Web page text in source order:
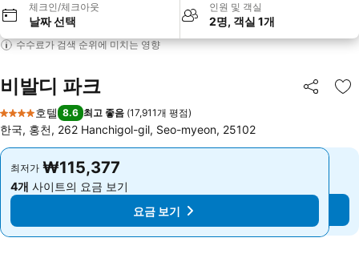
체크인/체크아웃
날짜 선택
인원 및 객실
2명, 객실 1개
수수료가 검색 순위에 미치는 영향
비발디 파크 공유
즐
4 성급
호텔 8.6 최고 좋음 (17,911개 평점)
한국, 홍천, 262 Hanchigol-gil, Seo-myeon, 25102
최저가 ₩115,377
4개 사이트의 요금 보기
요금 보기
최저가 ₩115,377
4개 사이트의 요금 보기
요금 보기